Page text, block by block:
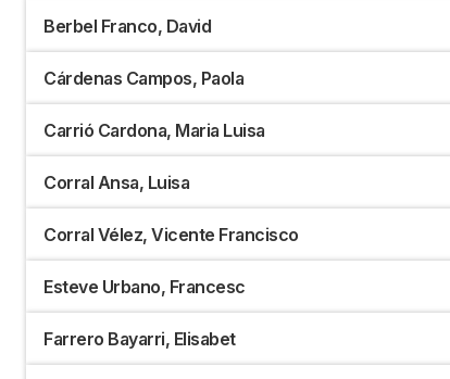
Berbel Franco, David
Cárdenas Campos, Paola
Carrió Cardona, Maria Luisa
Corral Ansa, Luisa
Corral Vélez, Vicente Francisco
Esteve Urbano, Francesc
Farrero Bayarri, Elisabet